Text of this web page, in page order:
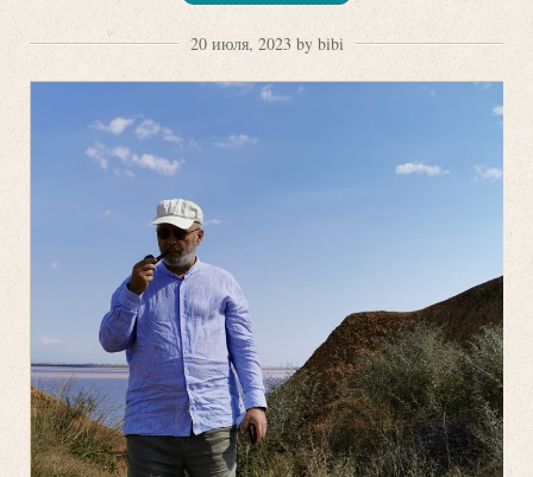
20 июля, 2023 by bibi